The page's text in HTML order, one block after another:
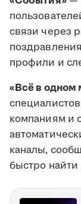
связи через
профили и
«Всё в одном
компаниям и
каналы,
быстро